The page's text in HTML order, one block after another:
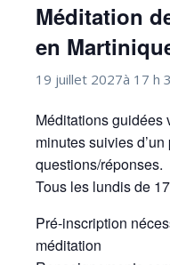
Méditation
en
19 juillet 2027à 17 h
Méditations guidées
minutes suivies
questions/réponses.
Tous les lundis de
Pré-inscription
méditation